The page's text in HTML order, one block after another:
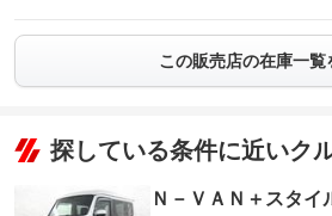
この販売店の在庫一覧
探している条件に近いク
Ｎ－ＶＡＮ＋スタイ